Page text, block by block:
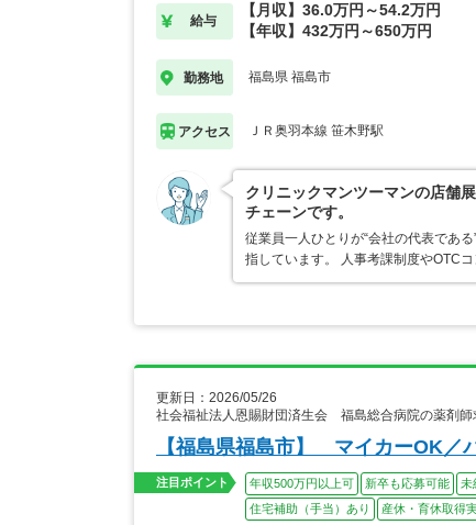
給与
【月収】36.0万円～54.2万円
【年収】432万円～650万円
勤務地 福島県 福島市
アクセス ＪＲ奥羽本線 笹木野駅
クリニックマンツーマンの店舗
チェーンです。
従業員一人ひとりが“会社の代表であ
指しています。 人事考課制度やOTC
更新日：2026/05/26
社会福祉法人恩賜財団済生会 福島総合病院の薬剤師
【福島県福島市】 マイカーOK
注目ポイント 年収500万円以上可 新卒も応募可能 未
住宅補助（手当）あり
産休・育休取得